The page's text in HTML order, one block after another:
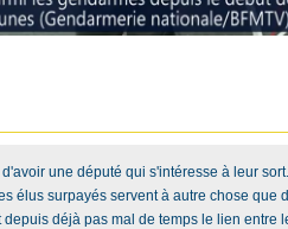
une député qui s'intéresse à leur
élus surpayés servent à autre chose que
déjà pas mal de temps le lien entre